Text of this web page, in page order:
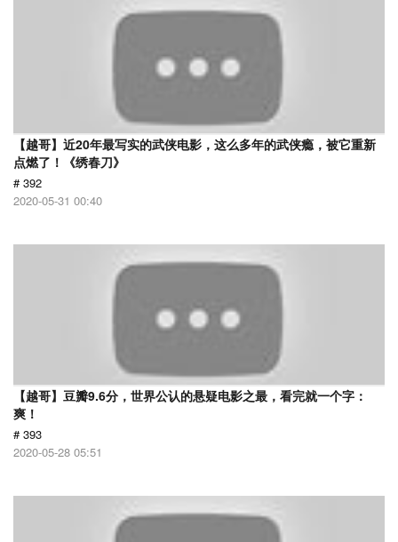
【越哥】近20年最写实的武侠电影，这么多年的武侠瘾，被它重新
点燃了！《绣春刀》
# 392
2020-05-31 00:40
【越哥】豆瓣9.6分，世界公认的悬疑电影之最，看完就一个字：
爽！
# 393
2020-05-28 05:51